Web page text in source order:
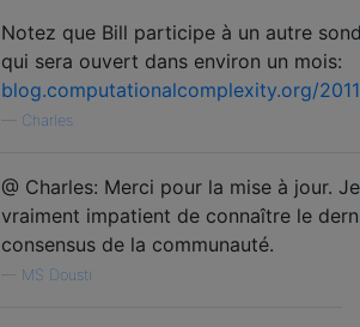
Notez que Bill participe à un autre
qui sera ouvert dans environ un mois:
blog.computationalcomplexity.org/
Charles
@ Charles: Merci pour la mise à jour.
vraiment impatient de connaître le
consensus de la communauté.
MS Dousti